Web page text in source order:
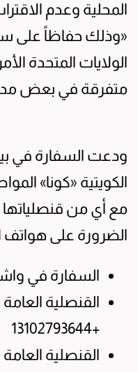
المحلية وعدم
«وذلك حفاظاً على
الولايات المتحدة
متفرقة في بعض
ودعت السفارة في
الكويتية «كونا»
مع أي من قنصلياتها
الضرورة على هواتف
السفارة في واشنطن:
القنصلية
+13102793644
القنصلية